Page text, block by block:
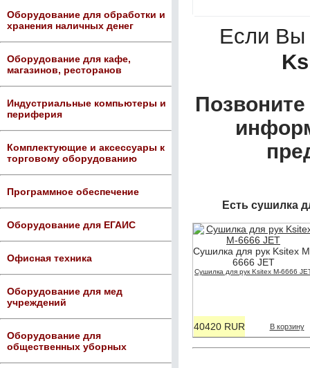
Оборудование для обработки и
хранения наличных денег
Оборудование для кафе,
магазинов, ресторанов
Индустриальные компьютеры и
периферия
Комплектующие и аксессуары к
торговому оборудованию
Программное обеспечение
Оборудование для ЕГАИС
Офисная техника
Оборудование для мед
учреждений
Оборудование для
общественных уборных
Если
Есть сушилка
Сушилка для рук Ksitex
6666 JET
Сушилка для рук Ksitex M-6666
40420 RUR В корзину